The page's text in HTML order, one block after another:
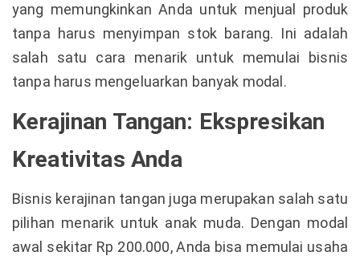
yang memungkinkan Anda untuk menjual produk
tanpa harus menyimpan stok barang. Ini adalah
salah satu cara menarik untuk memulai bisnis
tanpa harus mengeluarkan banyak modal.
Kerajinan Tangan: Ekspresikan
Kreativitas Anda
Bisnis kerajinan tangan juga merupakan salah satu
pilihan menarik untuk anak muda. Dengan modal
awal sekitar Rp 200.000, Anda bisa memulai usaha